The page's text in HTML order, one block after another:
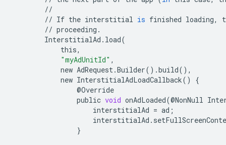
//
// If the interstitial is finished loading,
// proceeding .
InterstitialAd . load(
this,
"myAdUnitId" ,
new AdRequest.Builder() .build(),
new InterstitialAdLoadCallback()
{
@Override
public void onAdLoaded(@NonNull
interstitialAd = ad ;
interstitialAd .
}